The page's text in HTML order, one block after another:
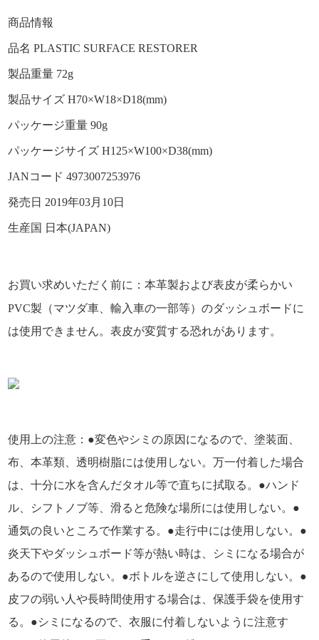
商品情報
品名 PLASTIC SURFACE RESTORER
製品重量 72g
製品サイズ H70×W18×D18(mm)
パッケージ重量 90g
パッケージサイズ H125×W100×D38(mm)
JANコード 4973007253976
発売日 2019年03月10日
生産国 日本(JAPAN)
お買い求めいただく前に ：本革製および表皮が柔らかい
PVC製（マツダ車、輸入車の一部等）のダッシュボードに
は使用できません。表皮が変質する恐れがあります。
使用上の注意： ●変色やシミの原因になるので、塗装面、
布、本革類、透明樹脂には使用しない。万一付着した場合
は、十分に水を含んだタオル等で直ちに拭取る。●ハンド
ル、シフトノブ等、滑ると危険な場所には使用しない。●
通気の良いところで作業する。●走行中には使用しない。●
炎天下やダッシュボード等が熱い時は、シミになる場合が
あるので使用しない。●ボトルを逆さにして使用しない。●
皮フの弱い人や長時間使用する場合は、保護手袋を使用す
る。●シミになるので、衣服に付着しないように注意す